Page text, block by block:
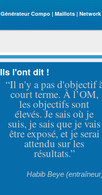
Générateur Compo | Maillots | Network
Ils l'ont dit !
“Il n'y a pas d'objectif
court terme. À l’OM,
les objectifs sont
élevés. Je sais où je
suis, je sais que je vais
être exposé, et je serai
attendu sur les
résultats.”
Habib Beye